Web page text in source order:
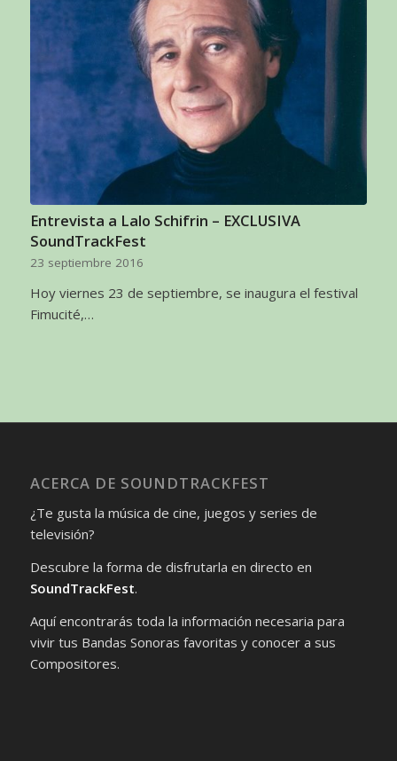
Entrevista a Lalo Schifrin – EXCLUSIVA
SoundTrackFest
23 septiembre 2016
Hoy viernes 23 de septiembre, se inaugura el festival
Fimucité,…
ACERCA DE SOUNDTRACKFEST
¿Te gusta la música de cine, juegos y series de
televisión?
Descubre la forma de disfrutarla en directo en
SoundTrackFest.
Aquí encontrarás toda la información necesaria para
vivir tus Bandas Sonoras favoritas y conocer a sus
Compositores.